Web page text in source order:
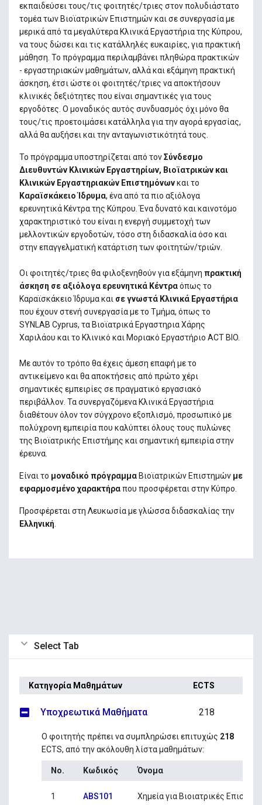
εκπαιδεύσει τους/τις φοιτητές/τριες στον πολυδιάστατο
τομέα των Βιοϊατρικών Επιστημών και σε συνεργασία με
μερικά από τα μεγαλύτερα Κλινικά Εργαστήρια της Κύπρου,
να τους δώσει και τις κατάλληλές ευκαιρίες, για πρακτική
μάθηση. Το πρόγραμμα περιλαμβάνει πληθώρα πρακτικών
- εργαστηριακών μαθημάτων, αλλά και εξάμηνη πρακτική
άσκηση, έτσι ώστε οι φοιτητές/τριες να αποκτήσουν
κλινικές δεξιότητες που είναι σημαντικές για τους
εργοδότες. Ο μοναδικός αυτός συνδυασμός όχι μόνο θα
τους/τις προετοιμάσει κατάλληλα για την αγορά εργασίας,
αλλά θα αυξήσει και την ανταγωνιστικότητά τους.
Το πρόγραμμα υποστηρίζεται από τονΣύνδεσμο
Διευθυντών Κλινικών Εργαστηρίων, Βιοϊατρικών και
Κλινικών Εργαστηριακών Επιστημόνωνκαι το
Καραϊσκάκειο Ίδρυμα, ένα από τα πιο αξιόλογα
ερευνητικά Κέντρα της Κύπρου. Ένα δυνατό και καινοτόμο
χαρακτηριστικό του είναι η ενεργή συμμετοχή των
μελλοντικών εργοδοτών, τόσο στη διδασκαλία όσο και
στην επαγγελματική κατάρτιση των φοιτητών/τριών.
Οι φοιτητές/τριες θα φιλοξενηθούν για εξάμηνη πρακτική
άσκηση σε αξιόλογα ερευνητικά Κέντραόπως το
Καραϊσκάκειο Ίδρυμα και σε γνωστά Κλινικά Εργαστήρια
που έχουν στενή συνεργασία με το Τμήμα, όπως το
SYNLAB Cyprus, τα Βιοϊατρικά Εργαστηρια Χάρης
Χαριλάου και το Κλινικό και Μοριακό Εργαστήριο ACT BIO.
Με αυτόν το τρόπο θα έχεις άμεση επαφή με το
αντικείμενο και θα αποκτήσεις από πρώτο χέρι
σημαντικές εμπειρίες σε πραγματικό εργασιακό
περιβάλλον. Τα συνεργαζόμενα Κλινικά Εργαστήρια
διαθέτουν όλον τον σύγχρονο εξοπλισμό, προσωπικό με
πολύχρονη εμπειρία που καλύπτει όλους τους πυλώνες
της Βιοϊατρικής Επιστήμης και σημαντική εμπειρία στην
έρευνα.
Είναι το μοναδικό πρόγραμμαΒιοϊατρικών Επιστημών με
εφαρμοσμένο χαρακτήραπου προσφέρεται στην Κύπρο.
Προσφέρεται στη Λευκωσία με γλώσσα διδασκαλίας την
Ελληνική
Select Tab
Κατηγορία Μαθημάτων ECTS
Υποχρεωτικά Μαθήματα 218
Ο φοιτητής πρέπει να συμπληρώσει επιτυχώς 218
ECTS, από την ακόλουθη λίστα μαθημάτων:
No. Κωδικός Όνομα
1 ABS101 Χημεία για Βιοιατρικές